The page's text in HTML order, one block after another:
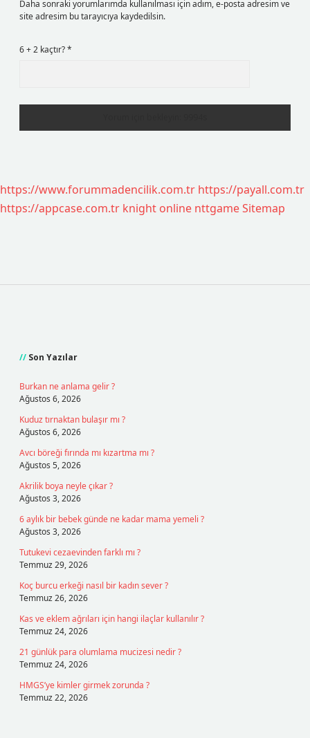
Daha sonraki yorumlarımda kullanılması için adım, e-posta adresim ve
site adresim bu tarayıcıya kaydedilsin.
6 + 2 kaçtır?*
https://www.forummadencilik.com.tr https://payall.com.tr
https://appcase.com.tr knight online nttgameSitemap
Son Yazılar
Burkan ne anlama gelir ?
Ağustos 6, 2026
Kuduz tırnaktan bulaşır mı ?
Ağustos 6, 2026
Avcı böreği fırında mı kızartma mı ?
Ağustos 5, 2026
Akrilik boya neyle çıkar ?
Ağustos 3, 2026
6 aylık bir bebek günde ne kadar mama yemeli ?
Ağustos 3, 2026
Tutukevi cezaevinden farklı mı ?
Temmuz 29, 2026
Koç burcu erkeği nasıl bir kadın sever ?
Temmuz 26, 2026
Kas ve eklem ağrıları için hangi ilaçlar kullanılır ?
Temmuz 24, 2026
21 günlük para olumlama mucizesi nedir ?
Temmuz 24, 2026
HMGS’ye kimler girmek zorunda ?
Temmuz 22, 2026